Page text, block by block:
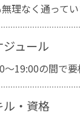
理なく通って
ュール
〜19:00の間で
・資格